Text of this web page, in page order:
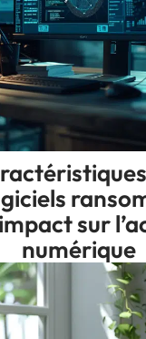
sur
numérique